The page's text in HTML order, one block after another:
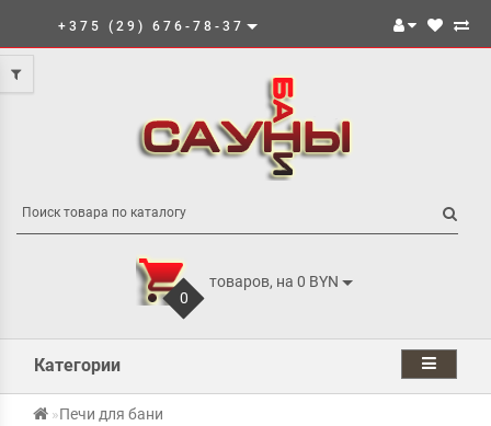
+375 (29) 676-78-37
0
товаров, на 0 BYN
Категории
Печи для бани